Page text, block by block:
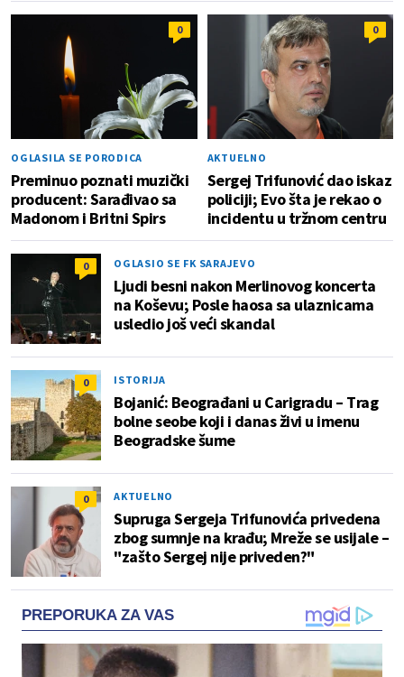
0
OGLASILA SE PORODICA
Preminuo poznati muzički
producent: Sarađivao sa
Madonom i Britni Spirs
0
AKTUELNO
Sergej Trifunović dao iskaz
policiji; Evo šta je rekao o
incidentu u tržnom centru
0 OGLASIO SE FK SARAJEVO
Ljudi besni nakon Merlinovog koncerta
na Koševu; Posle haosa sa ulaznicama
usledio još veći skandal
0 ISTORIJA
Bojanić: Beograđani u Carigradu – Тrag
bolne seobe koji i danas živi u imenu
Beogradske šume
0 AKTUELNO
Supruga Sergeja Trifunovića privedena
zbog sumnje na krađu; Mreže se usijale –
"zašto Sergej nije priveden?"
PREPORUKA ZA VAS